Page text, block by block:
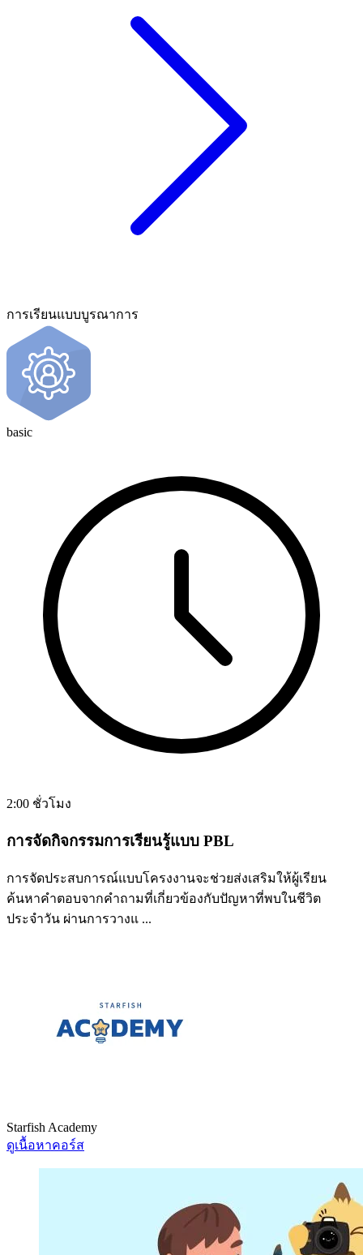
การเรียนแบบบูรณาการ
basic
2:00 ชั่วโมง
การจัดกิจกรรมการเรียนรู้แบบ PBL
การจัดประสบการณ์แบบโครงงานจะช่วยส่งเสริมให้ผู้เรียน
ค้นหาคำตอบจากคำถามที่เกี่ยวข้องกับปัญหาที่พบในชีวิต
ประจำวัน ผ่านการวางแ ...
Starfish Academy
ดูเนื้อหาคอร์ส